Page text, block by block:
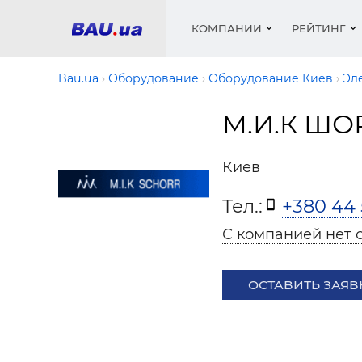
КОМПАНИИ
Окна
РЕЙТИНГ
Медиа
Мебель
Трубы,
Видео
Bau.ua Оборудование Оборудование Киев
М.И.К
Киев
Тел.: +380 44
С компанией нет
ОСТАВИТЬ